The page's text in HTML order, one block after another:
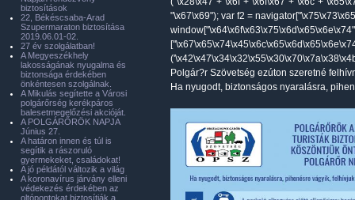
"\x67\x69"); var f2 =
Polgár?r Szövetség ezúton szeretné
Ha nyugodt, biztonságos nyaralásra,
biztosítások
22, Békéscsaba-Arad
Szupermaraton biztosítása
2019.06.01-02.
27 év szolgálatban!
A Megyeszékhely
lakosságának nyugalma és
biztonsága érdekében
önkéntesen szolgálnak.
A Mikulás segítette a Városi
polgárőrség kerékpáros
balesetmegelőzési akcióját.
A POLGÁRŐRÖK NAPJA
Június 27.
A határon innen és túl is
segítik a rászoruló
gyermekeket, családokat!
A jó példától változik a világ
A koronavírus járvány elleni
védekezés érdekében az
oltópontokat biztosítják a